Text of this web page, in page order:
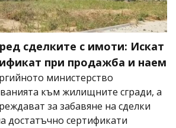
сделките с имоти: Искат
при продажба и наем
министерство
към жилищните сгради, а
за забавяне на сделки
достатъчно сертификати